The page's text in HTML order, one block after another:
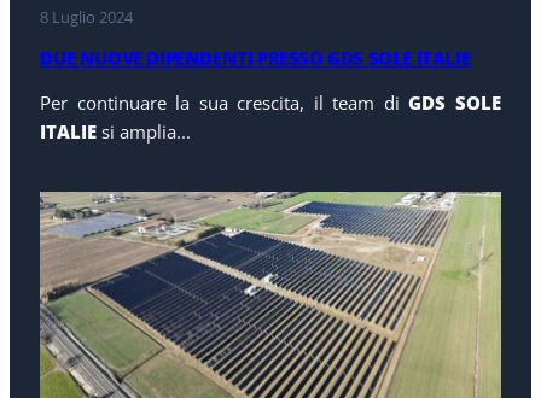
8 Luglio 2024
DUE NUOVE DIPENDENTI PRESSO GDS SOLE ITALIE
Per continuare la sua crescita, il team diGDS SOLE
ITALIE si amplia...